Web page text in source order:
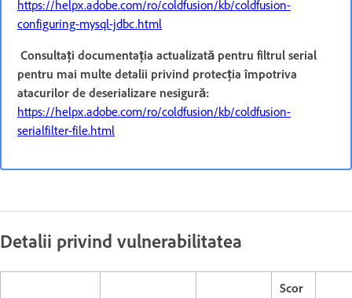
https://helpx.adobe.com/ro/coldfusion/kb/coldfusion-
configuring-mysql-jdbc.html
Consultați documentația actualizată pentru filtrul serial
pentru mai multe detalii privind protecția împotriva
atacurilor de deserializare nesigură:
https://helpx.adobe.com/ro/coldfusion/kb/coldfusion-
serialfilter-file.html
Detalii privind vulnerabilitatea
Scor